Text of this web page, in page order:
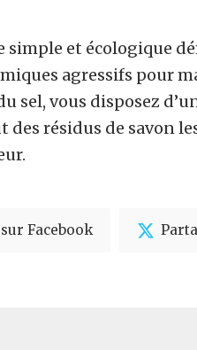
et écologique
agressifs pour
sel, vous disposez
des résidus de savon
Facebook